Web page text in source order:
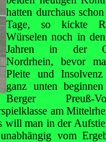
hatten durchaus schon
Tage, so kickte
Würselen noch in
Jahren in der
Nordrhein, bevor
Pleite und
ganz unten
Berger Preuß-
am
will man in der
vom